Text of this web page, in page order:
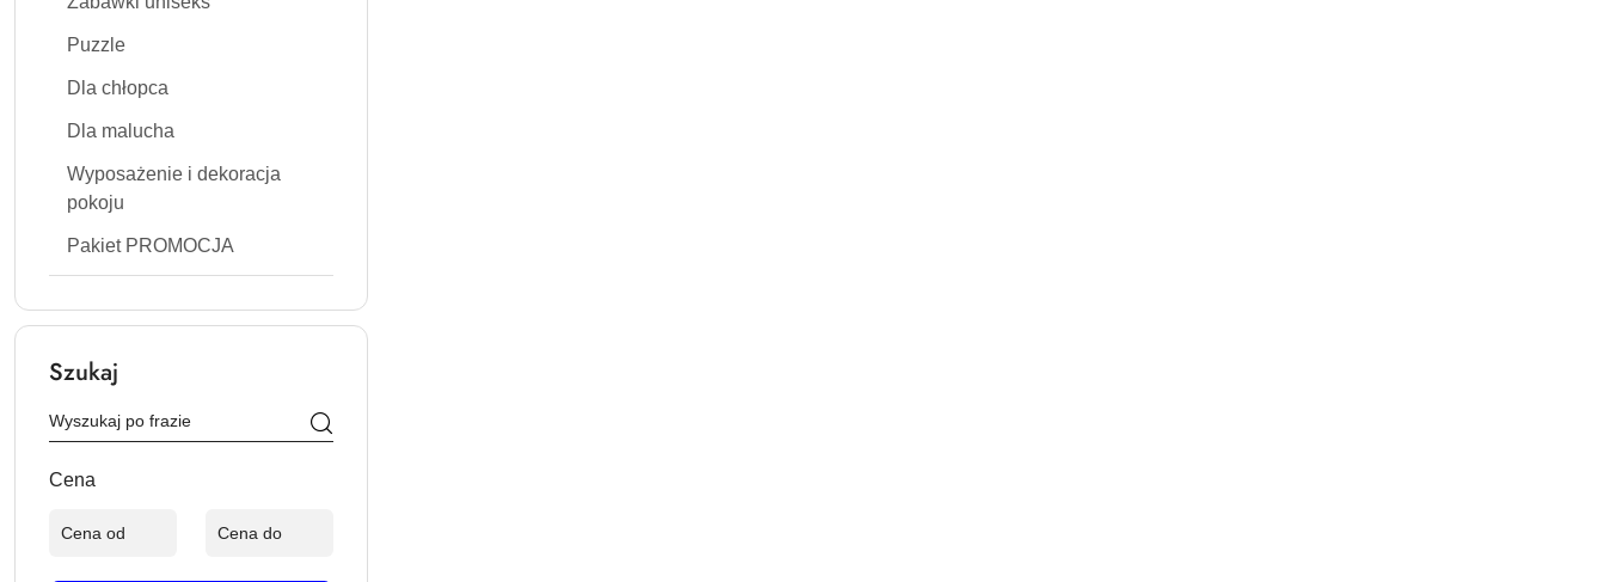
Puzzle
Dla chłopca
Dla malucha
Wyposażenie i dekoracja
pokoju
Pakiet PROMOCJA
Szukaj
Cena